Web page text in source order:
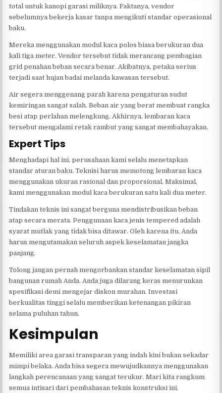
total untuk kanopi garasi miliknya. Faktanya, vendor
sebelumnya bekerja kasar tanpa mengikuti standar operasional
baku.
Mereka menggunakan modul kaca polos biasa berukuran dua
kali tiga meter. Vendor tersebut tidak merancang pembagian
grid penahan beban secara benar. Akibatnya, petaka serius
terjadi saat hujan badai melanda kawasan tersebut.
Air segera menggenang parah karena pengaturan sudut
kemiringan sangat salah. Beban air yang berat membuat rangka
besi atap perlahan melengkung. Akhirnya, lembaran kaca
tersebut mengalami retak rambut yang sangat membahayakan.
Expert Tips
Menghadapi hal ini, perusahaan kami selalu menetapkan
standar aturan baku. Teknisi harus memotong lembaran kaca
menggunakan ukuran rasional dan proporsional. Maksimal,
kami menggunakan modul kaca berukuran satu kali dua meter.
Tindakan teknis ini sangat berguna mendistribusikan beban
atap secara merata. Penggunaan kaca jenis tempered adalah
syarat mutlak yang tidak bisa ditawar. Oleh karena itu, Anda
harus mengutamakan seluruh aspek keselamatan jangka
panjang.
Tolong jangan pernah mengorbankan standar keselamatan sipil
bangunan rumah Anda. Anda juga dilarang keras menurunkan
spesifikasi demi mengejar diskon murahan. Investasi
berkualitas tinggi selalu memberikan ketenangan pikiran
selama puluhan tahun.
Kesimpulan
Memiliki area garasi transparan yang indah kini bukan sekadar
mimpi belaka. Anda bisa segera mewujudkannya menggunakan
langkah perencanaan yang sangat terukur. Mari kita rangkum
semua intisari dari pembahasan teknis konstruksi ini.